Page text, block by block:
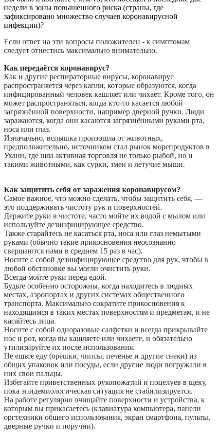
недели в зоны повышенного риска (страны, где
зафиксировано множество случаев коронавирусной
инфекции)?
Если ответ на эти вопросы положителен - к симптомам
следует отнестись максимально внимательно.
Как передаётся коронавирус?
Как и другие респираторные вирусы, коронавирус
распространяется через капли, которые образуются, когда
инфицированный человек кашляет или чихает. Кроме того, он
может распространяться, когда кто-то касается любой
загрязнённой поверхности, например дверной ручки. Люди
заражаются, когда они касаются загрязнёнными руками рта,
носа или глаз.
Изначально, вспышка произошла от животных,
предположительно, источником стал рынок морепродуктов в
Ухани, где шла активная торговля не только рыбой, но и
такими животными, как сурки, змеи и летучие мыши.
Как защитить себя от заражения коронавирусом?
Самое важное, что можно сделать, чтобы защитить себя, —
это поддерживать чистоту рук и поверхностей.
Держите руки в чистоте, часто мойте их водой с мылом или
используйте дезинфицирующее средство.
Также старайтесь не касаться рта, носа или глаз немытыми
руками (обычно такие прикосновения неосознанно
свершаются нами в среднем 15 раз в час).
Носите с собой дезинфицирующее средство для рук, чтобы в
любой обстановке вы могли очистить руки.
Всегда мойте руки перед едой.
Будьте особенно осторожны, когда находитесь в людных
местах, аэропортах и других системах общественного
транспорта. Максимально сократите прикосновения к
находящимся в таких местах поверхностям и предметам, и не
касайтесь лица.
Носите с собой одноразовые салфетки и всегда прикрывайте
нос и рот, когда вы кашляете или чихаете, и обязательно
утилизируйте их после использования.
Не ешьте еду (орешки, чипсы, печенье и другие снеки) из
общих упаковок или посуды, если другие люди погружали в
них свои пальцы.
Избегайте приветственных рукопожатий и поцелуев в щеку,
пока эпидемиологическая ситуация не стабилизируется.
На работе регулярно очищайте поверхности и устройства, к
которым вы прикасаетесь (клавиатура компьютера, панели
оргтехники общего использования, экран смартфона, пульты,
дверные ручки и поручни).